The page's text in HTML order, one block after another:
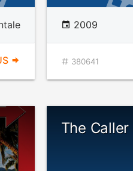
2009
380641
The Caller